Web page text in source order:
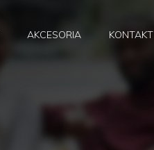
AKCESORIA KONTAKT